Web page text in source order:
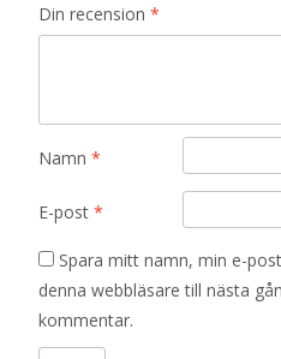
Din recension *
Namn *
E-post *
Spara mitt namn, min e-
denna webbläsare till nästa
kommentar.